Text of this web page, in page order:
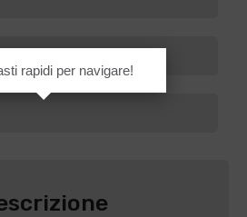
rapidi per navigare!